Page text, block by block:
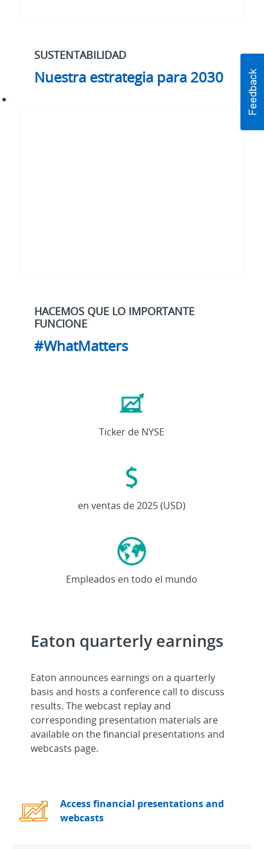
SUSTENTABILIDAD
Nuestra estrategia para 2030
HACEMOS QUE LO IMPORTANTE
FUNCIONE
#WhatMatters
Ticker de NYSE
27,4
mil
en ventas de 2025 (USD)
>92
mil
Empleados en todo el mundo
Eaton quarterly earnings
Eaton announces earnings on a quarterly
basis and hosts a conference call to discuss
results. The webcast replay and
corresponding presentation materials are
available on the financial presentations and
webcasts page.
Access financial presentations and
webcasts